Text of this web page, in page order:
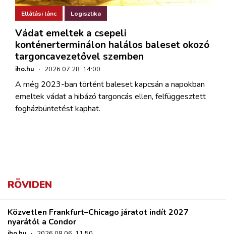
Ellátási lánc Logisztika
Vádat emeltek a csepeli
konténerterminálon halálos baleset okozó
targoncavezetővel szemben
iho.hu · 2026.07.28. 14:00
A még 2023-ban történt baleset kapcsán a napokban
emeltek vádat a hibázó targoncás ellen, felfüggesztett
fogházbüntetést kaphat.
RÖVIDEN
Közvetlen Frankfurt–Chicago járatot indít 2027
nyarától a Condor